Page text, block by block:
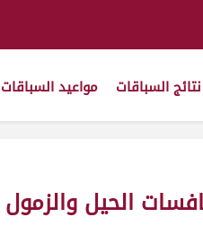
نتائج السباقات مواعيد السباقات
الحيل والزمول